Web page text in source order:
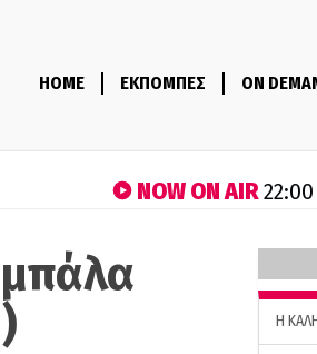
HOME ΕΚΠΟΜΠΕΣ ON
NOW ON AIR
H